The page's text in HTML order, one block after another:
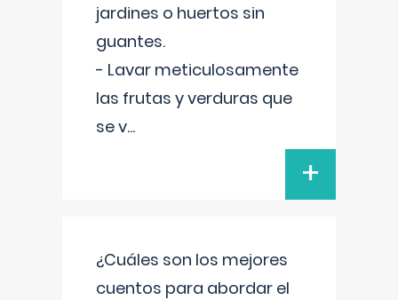
jardines o huertos sin
guantes.
- Lavar meticulosamente
las frutas y verduras que
se v...
+
¿Cuáles son los mejores
cuentos para abordar el